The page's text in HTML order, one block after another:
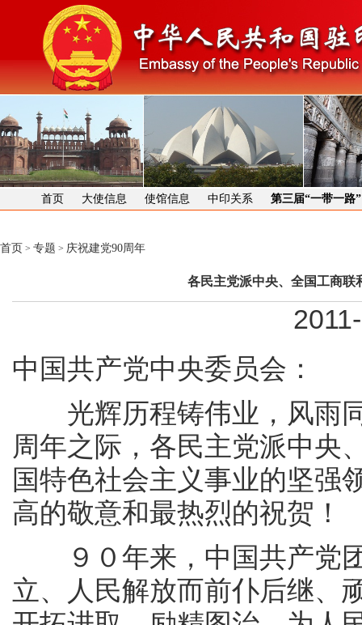
首页 大使信息 使馆信息 中印关系 第三届“一带一路
首页 > 专题 > 庆祝建党90周年
各民主党派中央、全国工商联
中国共产党中央委员会：
光辉历程铸伟业，风雨同
周年之际，各民主党派中央
国特色社会主义事业的坚
高的敬意和最热烈的祝贺！
９０年来，中国共产党团
立、人民解放而前仆后继、